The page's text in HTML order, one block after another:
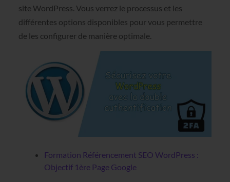
site WordPress. Vous verrez le processus et les
différentes options disponibles pour vous permettre
de les configurer de manière optimale.
Formation Référencement SEO WordPress :
Objectif 1ère Page Google